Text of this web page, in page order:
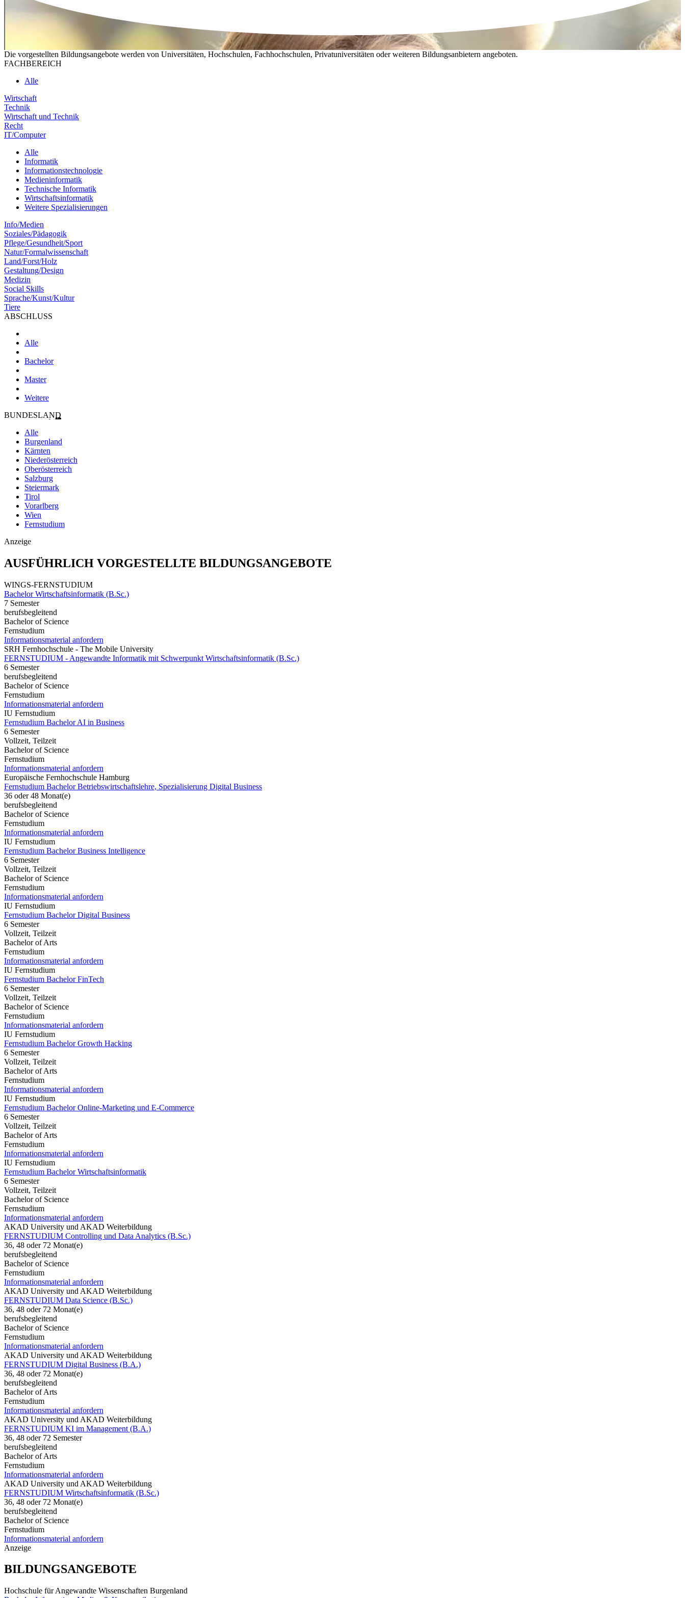
Die vorgestellten Bildungsangebote werden von Universitäten, Hochschulen, Fachhochschulen, Privatuniversitäten oder weiteren Bildungsanbietern angeboten.
FACHBEREICH
Alle
Wirtschaft
Technik
Wirtschaft und Technik
Recht
IT/Computer
Alle
Informatik
Informationstechnologie
Medieninformatik
Technische Informatik
Wirtschaftsinformatik
Weitere Spezialisierungen
Info/Medien
Soziales/Pädagogik
Pflege/Gesundheit/Sport
Natur/Formalwissenschaft
Land/Forst/Holz
Gestaltung/Design
Medizin
Social Skills
Sprache/Kunst/Kultur
Tiere
ABSCHLUSS
Alle
Bachelor
Master
Weitere
BUNDESLAND
Alle
Burgenland
Kärnten
Niederösterreich
Oberösterreich
Salzburg
Steiermark
Tirol
Vorarlberg
Wien
Fernstudium
Anzeige
AUSFÜHRLICH VORGESTELLTE BILDUNGSANGEBOTE
WINGS-FERNSTUDIUM
Bachelor Wirtschaftsinformatik (B.Sc.)
7 Semester
berufsbegleitend
Bachelor of Science
Fernstudium
Informationsmaterial anfordern
SRH Fernhochschule - The Mobile University
FERNSTUDIUM - Angewandte Informatik mit Schwerpunkt Wirtschaftsinformatik (B.Sc.)
6 Semester
berufsbegleitend
Bachelor of Science
Fernstudium
Informationsmaterial anfordern
IU Fernstudium
Fernstudium Bachelor AI in Business
6 Semester
Vollzeit, Teilzeit
Bachelor of Science
Fernstudium
Informationsmaterial anfordern
Europäische Fernhochschule Hamburg
Fernstudium Bachelor Betriebswirtschaftslehre, Spezialisierung Digital Business
36 oder 48 Monat(e)
berufsbegleitend
Bachelor of Science
Fernstudium
Informationsmaterial anfordern
IU Fernstudium
Fernstudium Bachelor Business Intelligence
6 Semester
Vollzeit, Teilzeit
Bachelor of Science
Fernstudium
Informationsmaterial anfordern
IU Fernstudium
Fernstudium Bachelor Digital Business
6 Semester
Vollzeit, Teilzeit
Bachelor of Arts
Fernstudium
Informationsmaterial anfordern
IU Fernstudium
Fernstudium Bachelor FinTech
6 Semester
Vollzeit, Teilzeit
Bachelor of Science
Fernstudium
Informationsmaterial anfordern
IU Fernstudium
Fernstudium Bachelor Growth Hacking
6 Semester
Vollzeit, Teilzeit
Bachelor of Arts
Fernstudium
Informationsmaterial anfordern
IU Fernstudium
Fernstudium Bachelor Online-Marketing und E-Commerce
6 Semester
Vollzeit, Teilzeit
Bachelor of Arts
Fernstudium
Informationsmaterial anfordern
IU Fernstudium
Fernstudium Bachelor Wirtschaftsinformatik
6 Semester
Vollzeit, Teilzeit
Bachelor of Science
Fernstudium
Informationsmaterial anfordern
AKAD University und AKAD Weiterbildung
FERNSTUDIUM Controlling und Data Analytics (B.Sc.)
36, 48 oder 72 Monat(e)
berufsbegleitend
Bachelor of Science
Fernstudium
Informationsmaterial anfordern
AKAD University und AKAD Weiterbildung
FERNSTUDIUM Data Science (B.Sc.)
36, 48 oder 72 Monat(e)
berufsbegleitend
Bachelor of Science
Fernstudium
Informationsmaterial anfordern
AKAD University und AKAD Weiterbildung
FERNSTUDIUM Digital Business (B.A.)
36, 48 oder 72 Monat(e)
berufsbegleitend
Bachelor of Arts
Fernstudium
Informationsmaterial anfordern
AKAD University und AKAD Weiterbildung
FERNSTUDIUM KI im Management (B.A.)
36, 48 oder 72 Semester
berufsbegleitend
Bachelor of Arts
Fernstudium
Informationsmaterial anfordern
AKAD University und AKAD Weiterbildung
FERNSTUDIUM Wirtschaftsinformatik (B.Sc.)
36, 48 oder 72 Monat(e)
berufsbegleitend
Bachelor of Science
Fernstudium
Informationsmaterial anfordern
Anzeige
BILDUNGSANGEBOTE
Hochschule für Angewandte Wissenschaften Burgenland